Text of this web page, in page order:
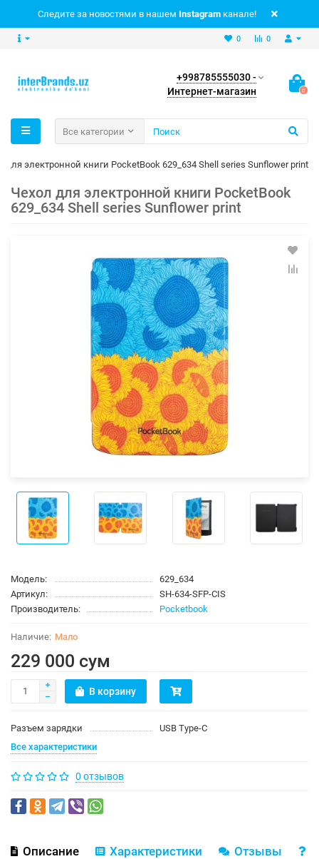
Следите за новостями в нашем Instagram канале!
0
0
+998785555030 -
Интернет-магазин
0
Все категории
для электронной книги PocketBook 629_634 Shell series Sunflower print
Чехол для электронной книги PocketBook
629_634 Shell series Sunflower print
Модель:
629_634
Артикул:
SH-634-SFP-CIS
Производитель:
Pocketbook
Мало
229 000 сум
В корзину
Разъем зарядки
USB Type-C
Все характеристики
0 отзывов
Описание Характеристики Отзывы